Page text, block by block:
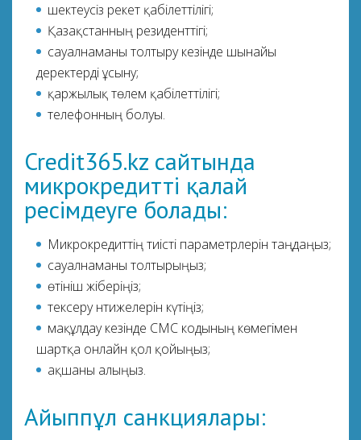
шектеусіз әрекет қабілеттілігі;
Қазақстанның резиденттігі;
сауалнаманы толтыру кезінде шынайы
деректерді ұсыну;
қаржылық төлем қабілеттілігі;
телефонның болуы.
Credit365.kz сайтында
микрокредитті қалай
ресімдеуге болады:
Микрокредиттің тиісті параметрлерін таңдаңыз;
сауалнаманы толтырыңыз;
өтініш жіберіңіз;
тексеру нәтижелерін күтіңіз;
мақұлдау кезінде СМС кодының көмегімен
шартқа онлайн қол қойыңыз;
ақшаны алыңыз.
Айыппұл санкциялары: